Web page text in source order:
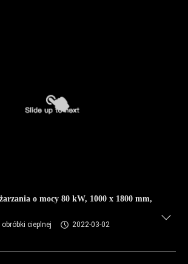
o mocy 80 kW, 1000 x 1800 mm,
cieplnej
2022-03-02